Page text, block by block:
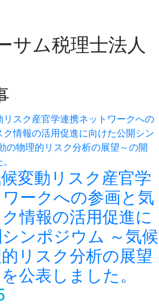
サム税理士法人
変動リスク産官学
ークへの参画と気
情報の活用促進に
ンポジウム ～気候
リスク分析の展望
公表しました。